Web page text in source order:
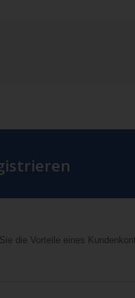
die Vorteile eines